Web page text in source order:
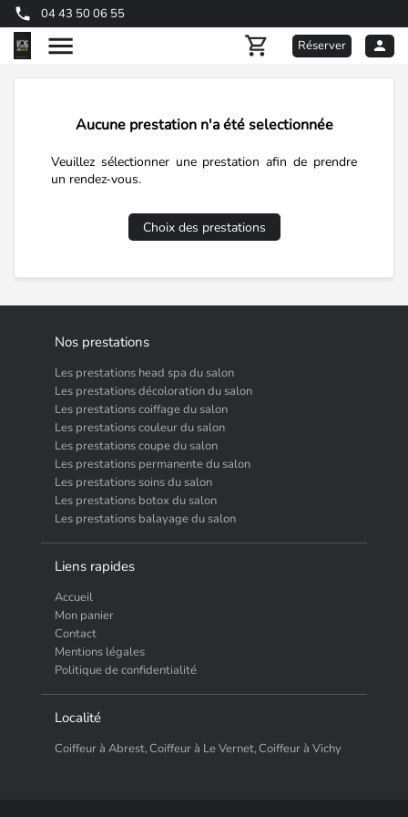
04 43 50 06 55
Réserver
Aucune prestation n'a été selectionnée
Veuillez sélectionner une prestation afin de prendre
un rendez-vous.
Choix des prestations
Nos prestations
Les prestations head spa du salon
Les prestations décoloration du salon
Les prestations coiffage du salon
Les prestations couleur du salon
Les prestations coupe du salon
Les prestations permanente du salon
Les prestations soins du salon
Les prestations botox du salon
Les prestations balayage du salon
Liens rapides
Accueil
Mon panier
Contact
Mentions légales
Politique de confidentialité
Localité
Coiffeur à Abrest, Coiffeur à Le Vernet, Coiffeur à Vichy